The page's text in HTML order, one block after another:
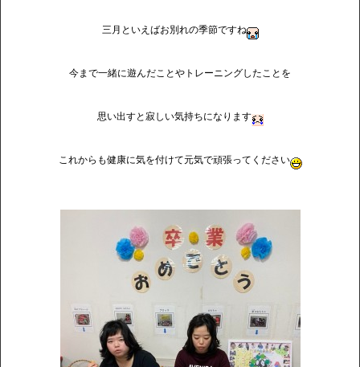
三月といえばお別れの季節ですね
今まで一緒に遊んだことやトレーニングしたことを
思い出すと寂しい気持ちになります
これからも健康に気を付けて元気で頑張ってください